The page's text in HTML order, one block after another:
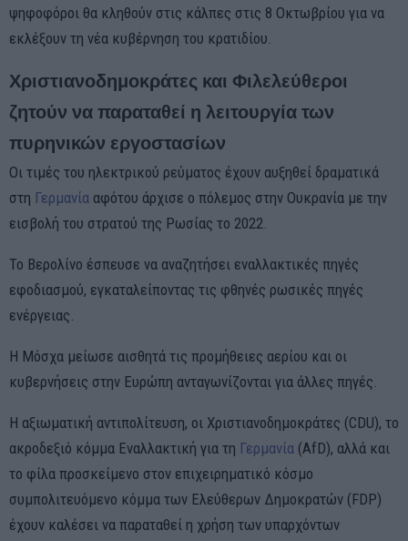
ψηφοφόροι θα κληθούν στις κάλπες στις 8 Οκτωβρίου για να
εκλέξουν τη νέα κυβέρνηση του κρατιδίου.
Χριστιανοδημοκράτες και Φιλελεύθεροι
ζητούν να παραταθεί η λειτουργία των
πυρηνικών εργοστασίων
Οι τιμές του ηλεκτρικού ρεύματος έχουν αυξηθεί δραματικά
στη Γερμανία αφότου άρχισε ο πόλεμος στην Ουκρανία με την
εισβολή του στρατού της Ρωσίας το 2022.
Το Βερολίνο έσπευσε να αναζητήσει εναλλακτικές πηγές
εφοδιασμού, εγκαταλείποντας τις φθηνές ρωσικές πηγές
ενέργειας.
Η Μόσχα μείωσε αισθητά τις προμήθειες αερίου και οι
κυβερνήσεις στην Ευρώπη ανταγωνίζονται για άλλες πηγές.
Η αξιωματική αντιπολίτευση, οι Χριστιανοδημοκράτες (CDU), το
ακροδεξιό κόμμα Εναλλακτική για τη Γερμανία (AfD), αλλά και
το φίλα προσκείμενο στον επιχειρηματικό κόσμο
συμπολιτευόμενο κόμμα των Ελεύθερων Δημοκρατών (FDP)
έχουν καλέσει να παραταθεί η χρήση των υπαρχόντων